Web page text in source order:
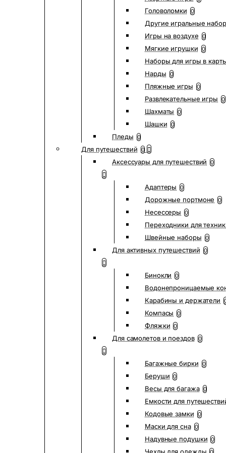
Головоломки 0
Другие игральные
Игры на воздухе 0
Мягкие игрушки 0
Наборы для игры в
Нарды 0
Пляжные игры 0
Развлекательные игры 0
Шахматы 0
Шашки 0
Пледы 0
Для путешествий 0
Аксессуары для путешествий 0
Адаптеры 0
Дорожные портмоне 0
Несессеры 0
Переходники для
Швейные наборы 0
Для активных путешествий 0
Бинокли 0
Водонепроницаемые
Карабины и держатели
Компасы 0
Фляжки 0
Для самолетов и поездов 0
Багажные бирки 0
Беруши 0
Весы для багажа 0
Емкости для
Кодовые замки 0
Маски для сна 0
Надувные подушки 0